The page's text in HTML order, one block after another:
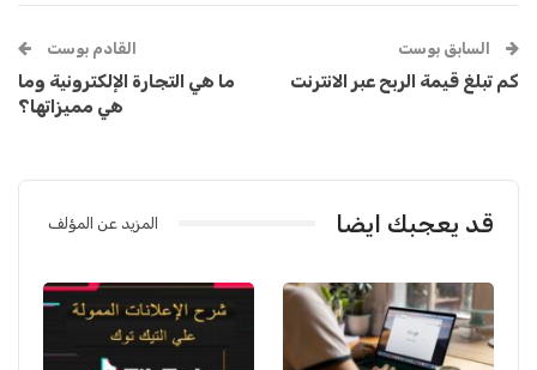
السابق بوست
كم تبلغ قيمة الربح عبر الانترنت
القادم بوست
ما هي التجارة الإلكترونية وما
هي مميزاتها؟
قد يعجبك ايضا المزيد عن المؤلف